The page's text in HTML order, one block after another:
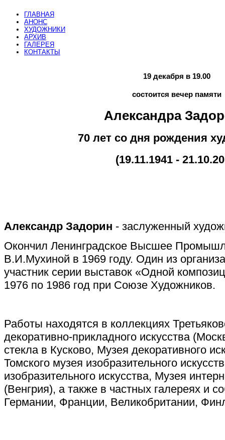
ГЛАВНАЯ
АНОНС
ХУДОЖНИКИ
АРХИВ
ГАЛЕРЕЯ
КОНТАКТЫ
19 декабря в 19.00
состоится вечер памяти
Александра
70 лет со дня рождения
(19.11.1941 -
Александр Задорин - заслуженный
Окончил Ленинградское Высшее
В.И.Мухиной в 1969 году. Один из
участник серии выставок «Одной
1976 по 1986 год при Союзе Художников.
Работы находятся в коллекциях
декоративно-прикладного искусства
стекла в Кусково, Музея декоративного
Томского музея изобразительного
изобразительного искусства, Музея
(Венгрия), а также в частных галереях и
Германии, Франции, Великобритании,